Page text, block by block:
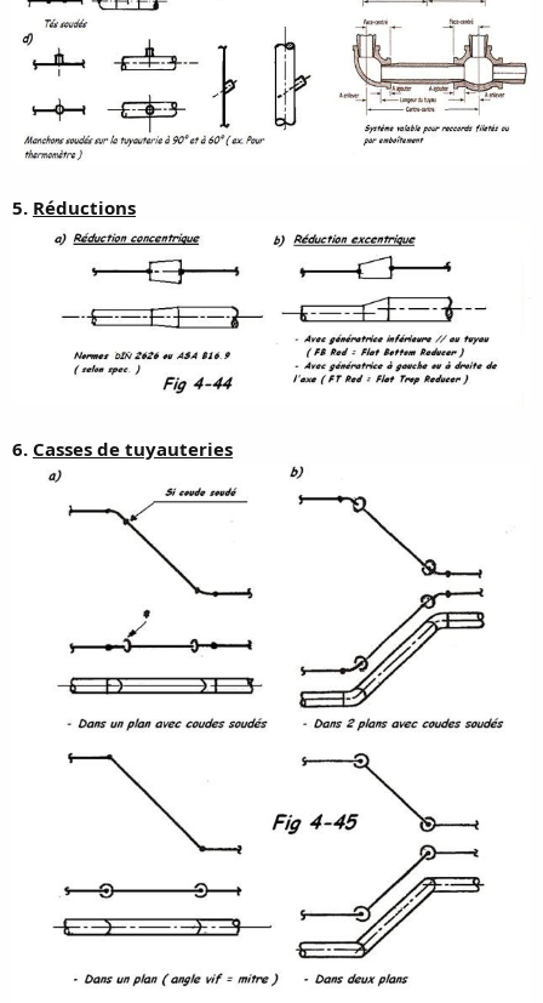
5. Réductions
6. Casses de tuyauteries